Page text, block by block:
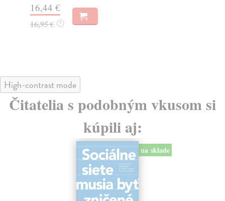
16,44 €
16,95 € ?
High-contrast mode
Čitatelia s podobným vkusom si
kúpili aj:
na sklade